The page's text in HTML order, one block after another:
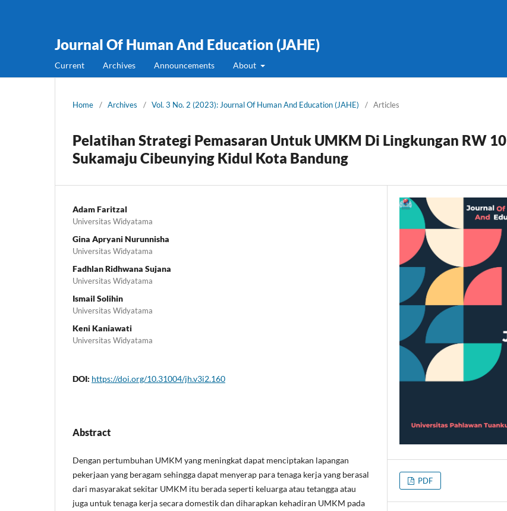
Journal Of Human And Education (JAHE)
Current Archives Announcements About
Home / Archives / Vol. 3 No. 2 (2023): Journal Of Human And Education (JAHE) / Articles
Pelatihan Strategi Pemasaran Untuk UMKM Di Lingkungan RW 10
Sukamaju Cibeunying Kidul Kota Bandung
Adam Faritzal
Universitas Widyatama
Gina Apryani Nurunnisha
Universitas Widyatama
Fadhlan Ridhwana Sujana
Universitas Widyatama
Ismail Solihin
Universitas Widyatama
Keni Kaniawati
Universitas Widyatama
DOI: https://doi.org/10.31004/jh.v3i2.160
Abstract
Dengan pertumbuhan UMKM yang meningkat dapat menciptakan lapangan
pekerjaan yang beragam sehingga dapat menyerap para tenaga kerja yang berasal
dari masyarakat sekitar UMKM itu berada seperti keluarga atau tetangga atau
juga untuk tenaga kerja secara domestik dan diharapkan kehadiran UMKM pada
PDF